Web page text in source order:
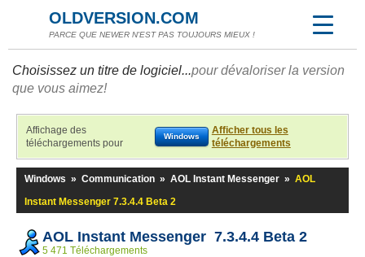
OLDVERSION.COM
PARCE QUE NEWER N'EST PAS TOUJOURS MIEUX !
Choisissez un titre de logiciel...pour dévaloriser la version
que vous aimez!
Affichage des
téléchargements pour
Windows
Afficher tous les
téléchargements
Windows » Communication » AOL Instant Messenger » AOL
Instant Messenger 7.3.4.4 Beta 2
AOL Instant Messenger 7.3.4.4 Beta 2
5 471 Téléchargements